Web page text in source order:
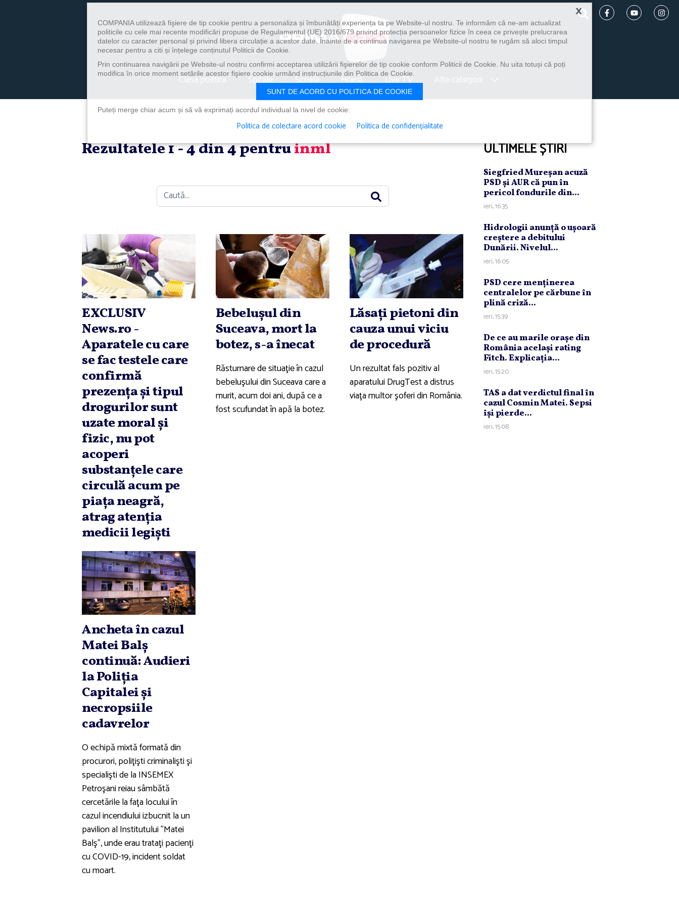
Clasa politica Spitale Școală Hrană Live TV
Rezultatele 1 - 4 din 4 pentruinml
Caută
EXCLUSIV
News.ro -
Aparatele cu care
se fac testele care
confirmă
prezenţa şi tipul
drogurilor sunt
uzate moral şi
fizic, nu pot
acoperi
substanţele care
circulă acum pe
piaţa neagră,
atrag atenţia
medicii legişti
Bebeluşul din
Suceava, mort la
botez, s-a înecat
Răsturnare de situaţie în cazul
bebeluşului din Suceava care a
murit, acum doi ani, după ce a
fost scufundat în apă la botez.
Lăsaţi pietoni din
cauza unui viciu
de procedură
Un rezultat fals pozitiv al
aparatului DrugTest a distrus
viaţa multor şoferi din România.
Ancheta în cazul
Matei Balş
continuă: Audieri
la Poliţia
Capitalei şi
necropsiile
cadavrelor
O echipă mixtă formată din
procurori, poliţişti criminalişti şi
specialişti de la INSEMEX
Petroşani reiau sâmbătă
cercetările la faţa locului în
cazul incendiului izbucnit la un
pavilion al Institutului "Matei
Balş", unde erau trataţi pacienţi
cu COVID-19, incident soldat
cu moart.
ULTIMELE ȘTIRI
Siegfried Mureşan acuză
PSD şi AUR că pun în
pericol fondurile din...
ieri, 16:35
Hidrologii anunţă o uşoară
creştere a debitului
Dunării. Nivelul...
ieri, 16:05
PSD cere menţinerea
centralelor pe cărbune în
plină criză...
ieri, 15:39
De ce au marile oraşe din
România acelaşi rating
Fitch. Explicaţia...
ieri, 15:20
TAS a dat verdictul final în
cazul Cosmin Matei. Sepsi
îşi pierde...
ieri, 15:08
×
COMPANIA utilizează fişiere de tip cookie pentru a personaliza și îmbunătăți experiența ta pe Website-ul nostru. Te informăm că ne-am actualizat
politicile cu cele mai recente modificări propuse de Regulamentul (UE) 2016/679 privind protecția persoanelor fizice în ceea ce privește prelucrarea
datelor cu caracter personal și privind libera circulație a acestor date. Înainte de a continua navigarea pe Website-ul nostru te rugăm să aloci timpul
necesar pentru a citi și înțelege conținutul Politicii de Cookie.
Prin continuarea navigării pe Website-ul nostru confirmi acceptarea utilizării fişierelor de tip cookie conform Politicii de Cookie. Nu uita totuși că poți
modifica în orice moment setările acestor fişiere cookie urmând instrucțiunile din Politica de Cookie.
SUNT DE ACORD CU POLITICA DE COOKIE
Puteți merge chiar acum și să vă exprimați acordul individual la nivel de cookie:
Politica de colectare acord cookie Politica de confidențialitate